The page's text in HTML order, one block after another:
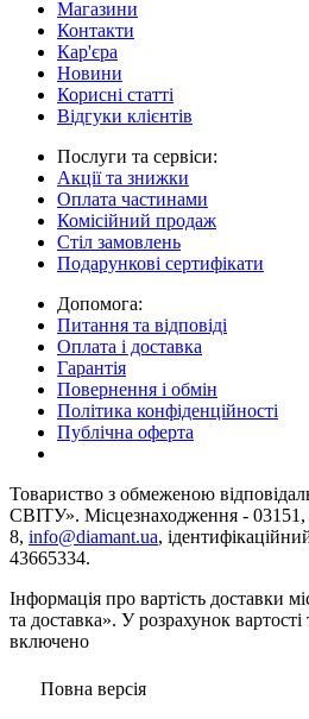
Магазини
Контакти
Кар'єра
Новини
Корисні статті
Відгуки клієнтів
Послуги та сервіси:
Акції та знижки
Оплата частинами
Комісійний продаж
Стіл замовлень
Подарункові сертифікати
Допомога:
Питання та відповіді
Оплата і доставка
Гарантія
Повернення і обмін
Політика конфіденційності
Публічна оферта
Товариство з обмеженою
СВІТУ». Місцезнаходження - 03151,
8, info@diamant.ua,
43665334.
Інформація про вартість доставки
та доставка». У розрахунок вартості
включено
Повна версія